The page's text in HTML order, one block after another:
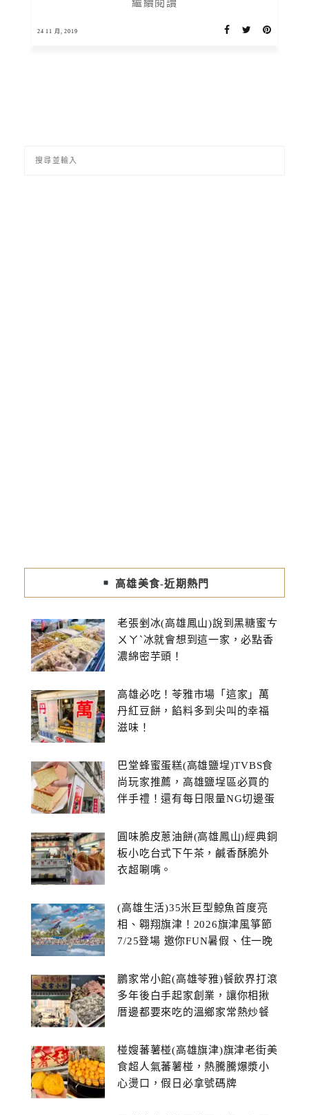
繼續閱讀
24 11 月, 2019
高雄美食-近期熱門
老張剉冰(高雄鳳山)說到黑糖蜜ㄘ
ㄨㄚˋ冰就會想到這一家，必點香
濃綿密芋頭！
高雄必吃！苓雅市場「這家」萬
丹紅豆餅，餡料多到尖叫的幸福
滋味！
巴堂蜂蜜蛋糕(高雄鹽埕)TVBS食
尚玩家推薦，高雄鹽埕區必買的
伴手禮！還有每日限量NG切邊蛋
圓味脆皮蔥油餅(高雄鳳山)經典銅
板小吃台式下午茶，鹹香酥脆外
衣超唰嘴。
(高雄生活)35米巨型鯨魚首度亮
相、翱翔旗津！2026旗津風箏節
7/25登場 邀你FUN暑假、住一晚
鵬家常小館(高雄苓雅)餐飲界打滾
多年後白手起家創業，讓你相揪
厝邊都要來吃的溫鄉家常熱炒餐
椪嫂蕃薯椪(高雄旗津)旗津老街美
食超人氣蕃薯椪，熱騰騰爆漿小
心燙口，假日必拿號碼牌